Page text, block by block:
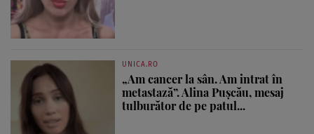
UNICA.RO
„Am cancer la sân. Am intrat în
metastază”. Alina Pușcău, mesaj
tulburător de pe patul...